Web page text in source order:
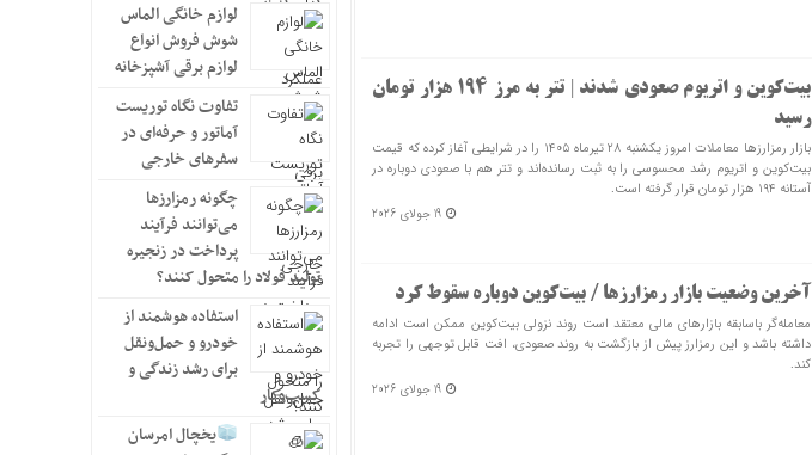
بیت‌کوین و اتریوم صعودی شدند | تتر به مرز ۱۹۴ هزار تومان
رسید
بازار رمزارز‌ها معاملات امروز یکشنبه ۲۸ تیرماه ۱۴۰۵ را در شرایطی آغاز کرده که قیمت
بیت‌کوین و اتریوم رشد محسوسی را به ثبت رسانده‌اند و تتر هم با صعودی دوباره در
آستانه ۱۹۴ هزار تومان قرار گرفته است.
19 جولای 2026
آخرین وضعیت بازار رمزارزها / بیت‌کوین دوباره سقوط کرد
معامله‌گر باسابقه بازارهای مالی معتقد است روند نزولی بیت‌کوین ممکن است ادامه
داشته باشد و این رمزارز پیش از بازگشت به روند صعودی، افت قابل توجهی را تجربه
کند.
19 جولای 2026
لوازم خانگی الماس
شوش فروش انواع
لوازم برقی آشپزخانه
تفاوت نگاه توریست
آماتور و حرفه‌ای در
سفرهای خارجی
چگونه رمزارزها
می‌توانند فرآیند
پرداخت در زنجیره
تولید فولاد را متحول کنند؟
استفاده هوشمند از
خودرو و حمل‌ونقل
برای رشد زندگی و
کسب‌وکار
یخچال امرسان